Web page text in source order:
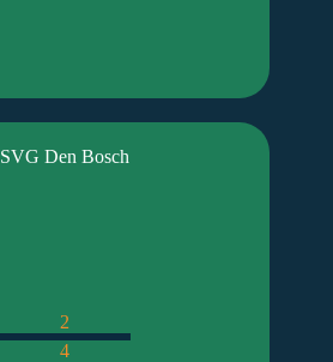
SVG Den Bosch
2
4